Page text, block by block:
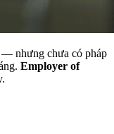
— nhưng chưa có pháp
Employer of